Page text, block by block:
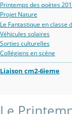
Printemps des poètes
Projet Nature
Le Fantastique en classe
Véhicules solaires
Sorties culturelles
Collégiens en scéne
Liaison cm2-6ieme